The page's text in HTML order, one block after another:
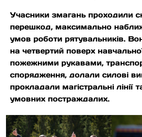
Учасники змагань проходили
перешкод, максимально
умов роботи рятувальників.
на четвертий поверх
пожежними рукавами,
спорядження, долали силові
прокладали магістральні лінії
умовних постраждалих.